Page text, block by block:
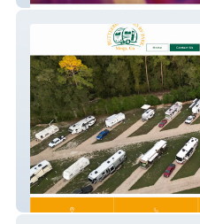
Butterbean Acres Rv